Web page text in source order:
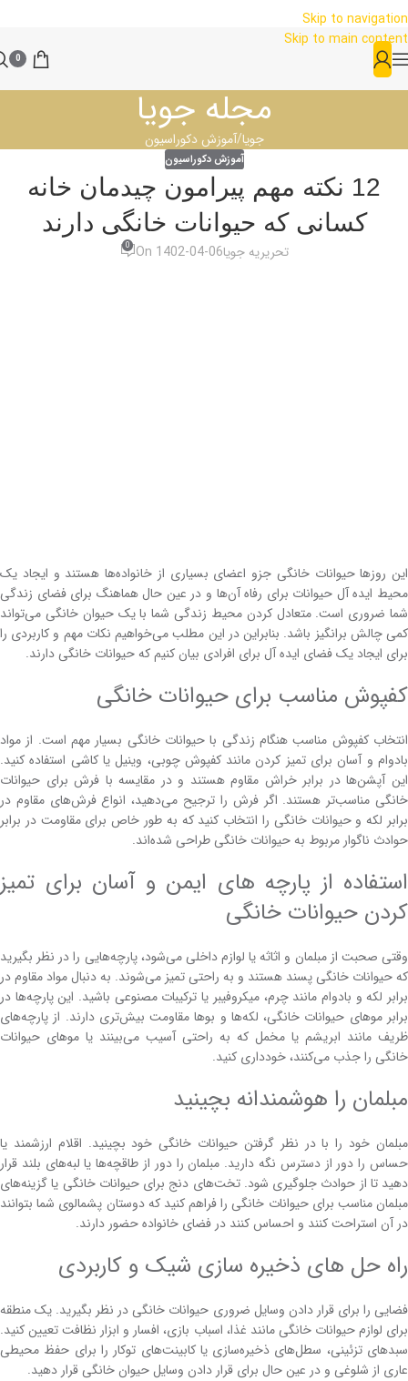
Skip to navigation
Skip to main content
0
مجله جویا
جویا آموزش دکوراسیون
آموزش دکوراسیون
12 نکته مهم پیرامون چیدمان خانه
کسانی که حیوانات خانگی دارند
تحریریه جویاOn 1402-04-06
0
این روزها حیوانات خانگی جزو اعضای بسیاری از خانواده‌ها هستند و ایجاد یک
محیط ایده آل حیوانات برای رفاه آن‌ها و در عین حال هماهنگ برای فضای زندگی
شما ضروری است. متعادل کردن محیط زندگی شما با یک حیوان خانگی می‌تواند
کمی چالش برانگیز باشد. بنابراین در این مطلب می‌خواهیم نکات مهم و کاربردی را
برای ایجاد یک فضای ایده آل برای افرادی بیان کنیم که حیوانات خانگی دارند.
کفپوش مناسب برای حیوانات خانگی
انتخاب کفپوش مناسب هنگام زندگی با حیوانات خانگی بسیار مهم است. از مواد
بادوام و آسان برای تمیز کردن مانند کفپوش چوبی، وینیل یا کاشی استفاده کنید.
این آپشن‌ها در برابر خراش مقاوم هستند و در مقایسه با فرش برای حیوانات
خانگی مناسب‌تر هستند. اگر فرش را ترجیح می‌دهید، انواع فرش‌های مقاوم در
برابر لکه و حیوانات خانگی را انتخاب کنید که به طور خاص برای مقاومت در برابر
حوادث ناگوار مربوط به حیوانات خانگی طراحی شده‌اند.
استفاده از پارچه های ایمن و آسان برای تمیز
کردن حیوانات خانگی
وقتی صحبت از مبلمان و اثاثه یا لوازم داخلی می‌شود، پارچه‌هایی را در نظر بگیرید
که حیوانات خانگی پسند هستند و به راحتی تمیز می‌شوند. به دنبال مواد مقاوم در
برابر لکه و بادوام مانند چرم، میکروفیبر یا ترکیبات مصنوعی باشید. این پارچه‌ها در
برابر موهای حیوانات خانگی، لکه‌ها و بوها مقاومت بیش‌تری دارند. از پارچه‌های
ظریف مانند ابریشم یا مخمل که به راحتی آسیب می‌بینند یا موهای حیوانات
خانگی را جذب می‌کنند، خودداری کنید.
مبلمان را هوشمندانه بچینید
مبلمان خود را با در نظر گرفتن حیوانات خانگی خود بچینید. اقلام ارزشمند یا
حساس را دور از دسترس نگه دارید. مبلمان را دور از طاقچه‌ها یا لبه‌های بلند قرار
دهید تا از حوادث جلوگیری شود. تخت‌های دنج برای حیوانات خانگی یا گزینه‌های
مبلمان مناسب برای حیوانات خانگی را فراهم کنید که دوستان پشمالوی شما بتوانند
در آن استراحت کنند و احساس کنند در فضای خانواده حضور دارند.
راه حل های ذخیره سازی شیک و کاربردی
فضایی را برای قرار دادن وسایل ضروری حیوانات خانگی در نظر بگیرید. یک منطقه
برای لوازم حیوانات خانگی مانند غذا، اسباب بازی، افسار و ابزار نظافت تعیین کنید.
سبدهای تزئینی، سطل‌های ذخیره‌سازی یا کابینت‌های توکار را برای حفظ محیطی
عاری از شلوغی و در عین حال برای قرار دادن وسایل حیوان خانگی قرار دهید.